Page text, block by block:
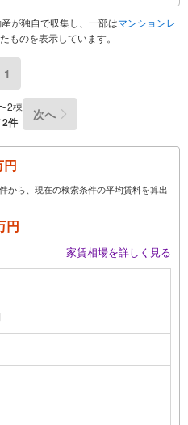
が独自で収集し、一部はマンションレ
ものを表示しています。
1
2棟
2件 次へ
円
から、現在の検索条件の平均賃料を算出
円
家賃相場を詳しく見る